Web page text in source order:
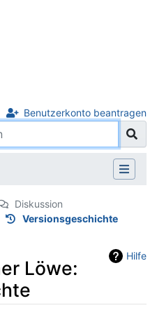
Benutzerkonto beantragen
Diskussion
Versionsgeschichte
Hilfe
Löwe: